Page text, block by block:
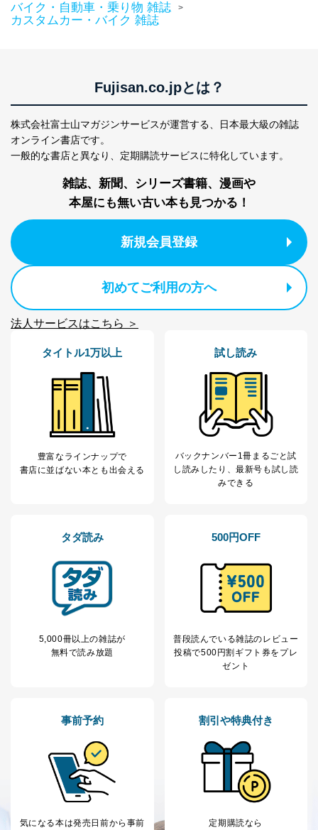
バイク・自動車・乗り物 雑誌 >
カスタムカー・バイク 雑誌
Fujisan.co.jpとは？
株式会社富士山マガジンサービスが運営する、
日本最大級の雑誌
オンライン書店です。
一般的な書店と異なり、 定期購読サービスに特化しています。
雑誌、新聞、シリーズ書籍、漫画や
本屋にも無い古い本も見つかる！
新規会員登録
初めてご利用の方へ
法人サービスはこちら ＞
タイトル1万以上
豊富なラインナップで
書店に並ばない本とも出会える
試し読み
バックナンバー1冊まるごと試
し読み したり、最新号も試し読
みできる
タダ読み
5,000冊以上の雑誌が
無料で読み放題
500円OFF
普段読んでいる雑誌のレビュー
投稿で500円割ギフト券をプレ
ゼント
事前予約
気になる本は発売日前から事前
割引や特典付き
定期購読なら